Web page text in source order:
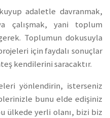
adaletle davranmak,
çalışmak, yani toplum
Toplumun dokusuyla
için faydalı sonuçlar
kendilerini saracaktır.
yönlendirin, isterseniz
bunu elde edişiniz
ülkede yerli olanı, bizi biz